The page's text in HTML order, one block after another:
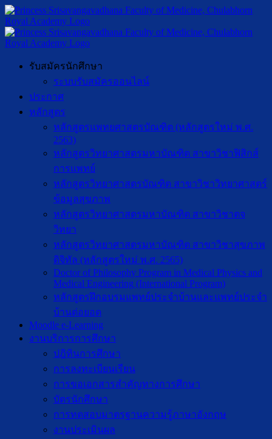
รับสมัครนักศึกษา
ระบบรับสมัครออนไลน์
ประกาศ
หลักสูตร
หลักสูตรแพทยศาสตรบัณฑิต (หลักสูตรใหม่ พ.ศ.
2563)
หลักสูตรวิทยาศาสตรมหาบัณฑิต สาขาวิชาฟิสิกส์
การแพทย์
หลักสูตรวิทยาศาสตรบัณฑิต สาขาวิชาวิทยาศาสตร์
ข้อมูลสุขภาพ
หลักสูตรวิทยาศาสตรมหาบัณฑิต สาขาวิชาตจ
วิทยา
หลักสูตรวิทยาศาสตรมหาบัณฑิต สาขาวิชาสุขภาพ
ดิจิทัล (หลักสูตรใหม่ พ.ศ. 2565)
Doctor of Philosophy Program in Medical Physics and
Medical Engineering (International Program)
หลักสูตรฝึกอบรมแพทย์ประจำบ้านและแพทย์ประจำ
บ้านต่อยอด
Moodle e-Learning
งานบริการการศึกษา
ปฎิทินการศึกษา
การลงทะเบียนเรียน
การขอเอกสารสำคัญทางการศึกษา
บัตรนักศึกษา
การทดสอบมาตรฐานความรู้ภาษาอังกฤษ
งานประเมินผล